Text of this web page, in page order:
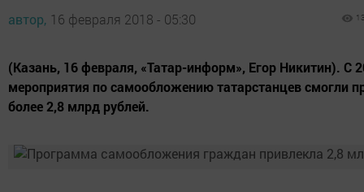
автор, 16 февраля 2018 - 05:30
(Казань, 16 февраля, «Татар-информ», Егор Никитин). С
мероприятия по самообложению татарстанцев смогли
более 2,8 млрд рублей.